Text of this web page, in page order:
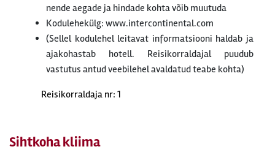
nende aegade ja hindade kohta võib muutuda
Kodulehekülg: www.intercontinental.com
(Sellel kodulehel leitavat informatsiooni haldab ja
ajakohastab hotell. Reisikorraldajal puudub
vastutus antud veebilehel avaldatud teabe kohta)
Reisikorraldaja nr: 1
Sihtkoha kliima